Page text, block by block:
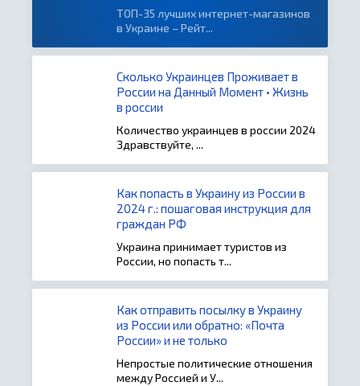
ТОП-35 лучших интернет-магазинов
в Украине – Рейт...
Сколько Украинцев Проживает в
России на Данный Момент • Жизнь
в россии
Количество украинцев в россии 2024
Здравствуйте, ...
Как попасть в Украину из России в
2024 г.: пошаговая инструкция для
граждан РФ
Украина принимает туристов из
России, но попасть т...
Как отправить посылку в Украину
из России или обратно: «Почта
России» и не только
Непростые политические отношения
между Россией и У...